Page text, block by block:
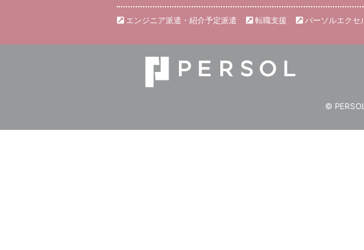
エンジニア派遣・紹介予定派遣 転職支援 パーソルエクセ
©